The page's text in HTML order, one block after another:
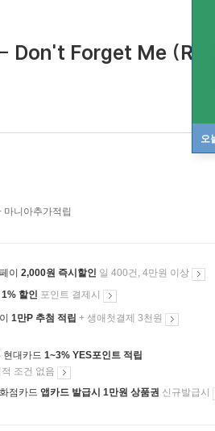
오
Don't Forget Me
니아추가적립
이 2,000원 즉시할인 일 400건, 4만원 이상
1% 할인 포인트 결제시
1만P 추첨 적립 + 생애첫결제 3천원
현대카드 1~3% YES포인트 적립
조건 없음
점카드 앱카드 발급시 1만원 상품권 신규발급시